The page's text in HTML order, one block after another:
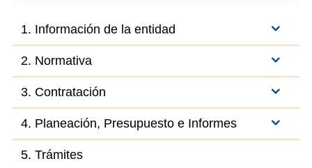
1. Información de la entidad
2. Normativa
3. Contratación
4. Planeación, Presupuesto e Informes
5. Trámites